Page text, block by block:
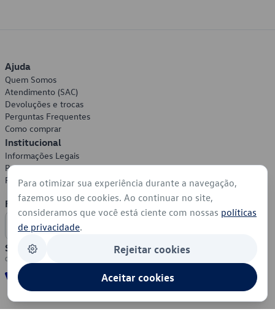
Ajuda
Quem Somos
Atendimento (SAC)
Devoluções e trocas
Perguntas Frequentes
Como comprar
Institucional
Informações Legais
Política de Privacidade
Política de Cookies
Formas de Pagamento
Segurança
Para otimizar sua experiência durante a navegação,
fazemos uso de cookies. Ao continuar no site,
consideramos que você está ciente com nossas políticas
de privacidade.
Rejeitar cookies
Aceitar cookies